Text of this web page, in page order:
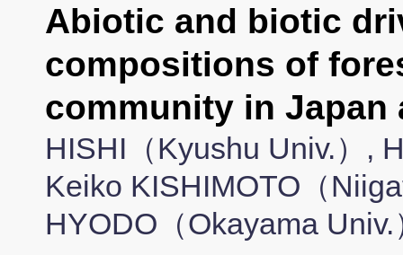
Abiotic and biotic
compositions of
community in Japan
HISHI（Kyushu Univ.）,
Keiko KISHIMOTO（
HYODO（Okayama Univ.